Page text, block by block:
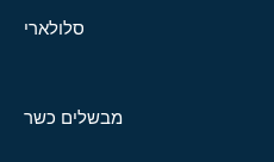
סלולארי
מבשלים כשר